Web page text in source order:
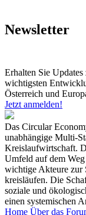
Newsletter
Erhalten Sie
wichtigsten
Österreich und
Jetzt anmelden!
Das Circular
unabhängige Multi-
Kreislaufwirtschaft.
Umfeld auf dem
wichtige Akteure zur
kreisläufen. Die
soziale und
einen systemischen
Home Über das